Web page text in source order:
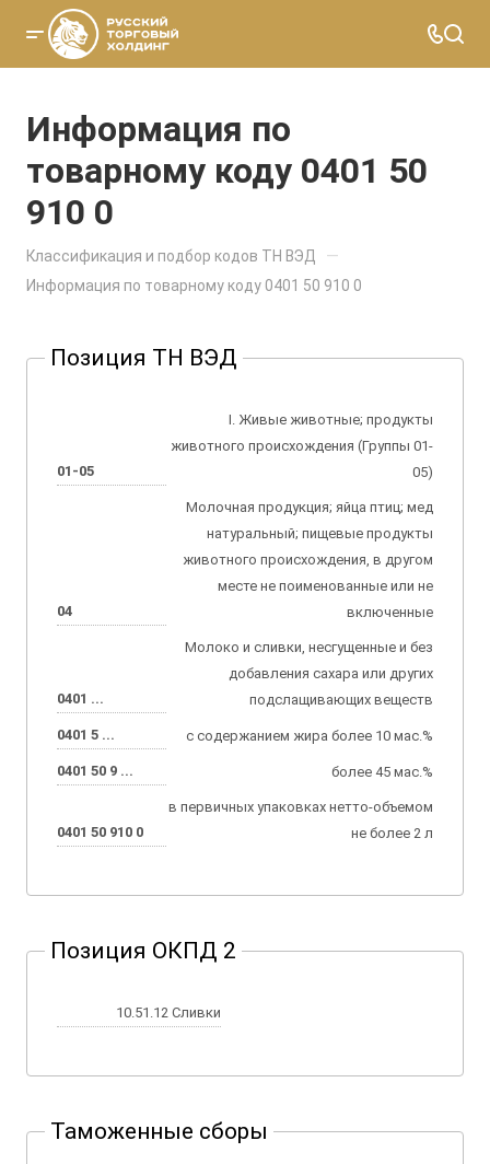
Информация по
товарному коду 0401 50
910 0
Классификация и подбор кодов ТН ВЭД —
Информация по товарному коду 0401 50 910 0
Позиция ТН ВЭД
01-05
I. Живые животные; продукты
животного происхождения (Группы 01-
05)
04
Молочная продукция; яйца птиц; мед
натуральный; пищевые продукты
животного происхождения, в другом
месте не поименованные или не
включенные
0401 ...
Молоко и сливки, несгущенные и без
добавления сахара или других
подслащивающих веществ
0401 5 ... с содержанием жира более 10 мас.%
0401 50 9 ... более 45 мас.%
0401 50 910 0
в первичных упаковках нетто-объемом
не более 2 л
Позиция ОКПД 2
10.51.12 Сливки
Таможенные сборы